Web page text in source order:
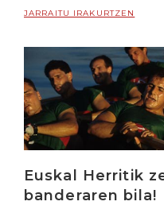
JARRAITU IRAKURTZEN
Euskal Herritik
banderaren bila!